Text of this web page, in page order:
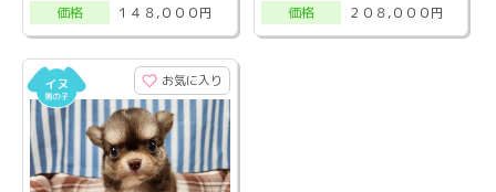
価格
１４８,０００円
価格
２０８,０００円
お気に入り